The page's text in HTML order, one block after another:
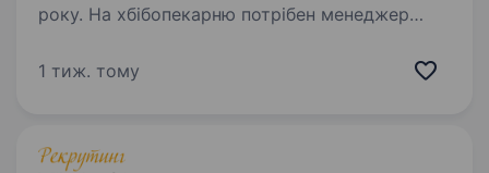
року. На хбібопекарню потрібен менеджер
досвід роботи, наявність прав категорії В. За
1 тиж. тому